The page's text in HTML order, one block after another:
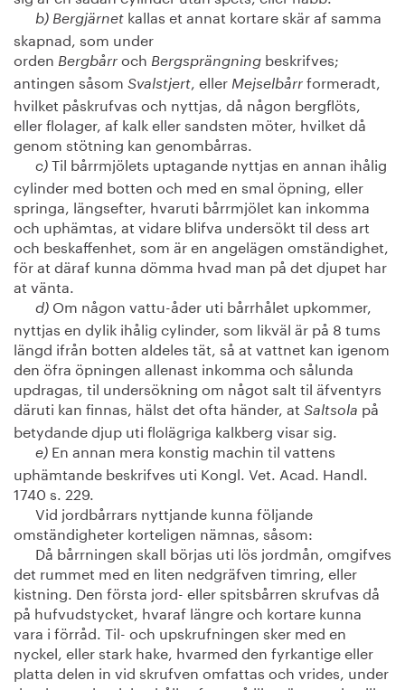
b) Bergjärnet kallas et annat kortare skär af samma
skapnad, som under
orden Bergbårr och Bergsprängning beskrifves;
antingen såsom Svalstjert, eller Mejselbårr formeradt,
hvilket påskrufvas och nyttjas, då någon bergflöts,
eller flolager, af kalk eller sandsten möter, hvilket då
genom stötning kan genombårras.
c) Til bårrmjölets uptagande nyttjas en annan ihålig
cylinder med botten och med en smal öpning, eller
springa, längsefter, hvaruti bårrmjölet kan inkomma
och uphämtas, at vidare blifva undersökt til dess art
och beskaffenhet, som är en angelägen omständighet,
för at däraf kunna dömma hvad man på det djupet har
at vänta.
d) Om någon vattu-åder uti bårrhålet upkommer,
nyttjas en dylik ihålig cylinder, som likväl är på 8 tums
längd ifrån botten aldeles tät, så at vattnet kan igenom
den öfra öpningen allenast inkomma och sålunda
updragas, til undersökning om något salt til äfventyrs
däruti kan finnas, hälst det ofta händer, at Saltsola på
betydande djup uti flolägriga kalkberg visar sig.
e) En annan mera konstig machin til vattens
uphämtande beskrifves uti Kongl. Vet. Acad. Handl.
1740 s. 229.
Vid jordbårrars nyttjande kunna följande
omständigheter korteligen nämnas, såsom:
Då bårrningen skall börjas uti lös jordmån, omgifves
det rummet med en liten nedgräfven timring, eller
kistning. Den första jord- eller spitsbårren skrufvas då
på hufvudstycket, hvaraf längre och kortare kunna
vara i förråd. Til- och upskrufningen sker med en
nyckel, eller stark hake, hvarmed den fyrkantige eller
platta delen in vid skrufven omfattas och vrides, under